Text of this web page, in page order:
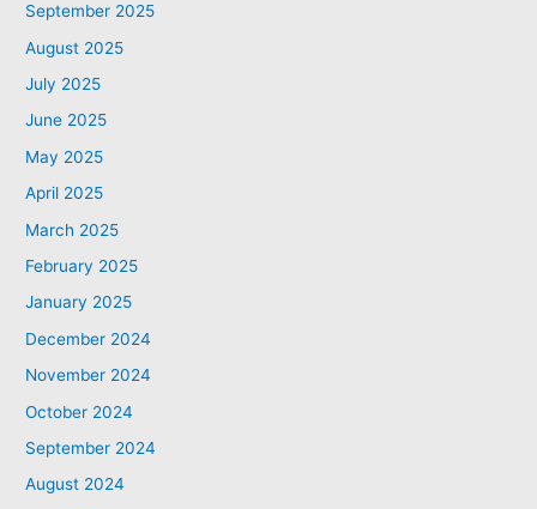
September 2025
August 2025
July 2025
June 2025
May 2025
April 2025
March 2025
February 2025
January 2025
December 2024
November 2024
October 2024
September 2024
August 2024